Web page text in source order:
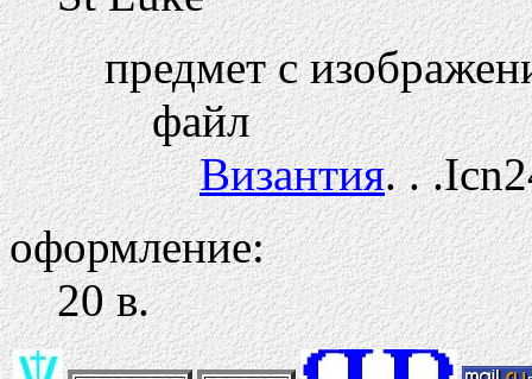
предмет с
файл
Византия. .
оформление:
20 в.